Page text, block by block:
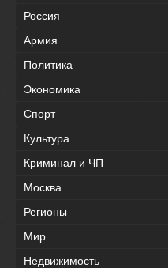
Россия
Армия
Политика
Экономика
Спорт
Культура
Криминал и ЧП
Москва
Регионы
Мир
Недвижимость